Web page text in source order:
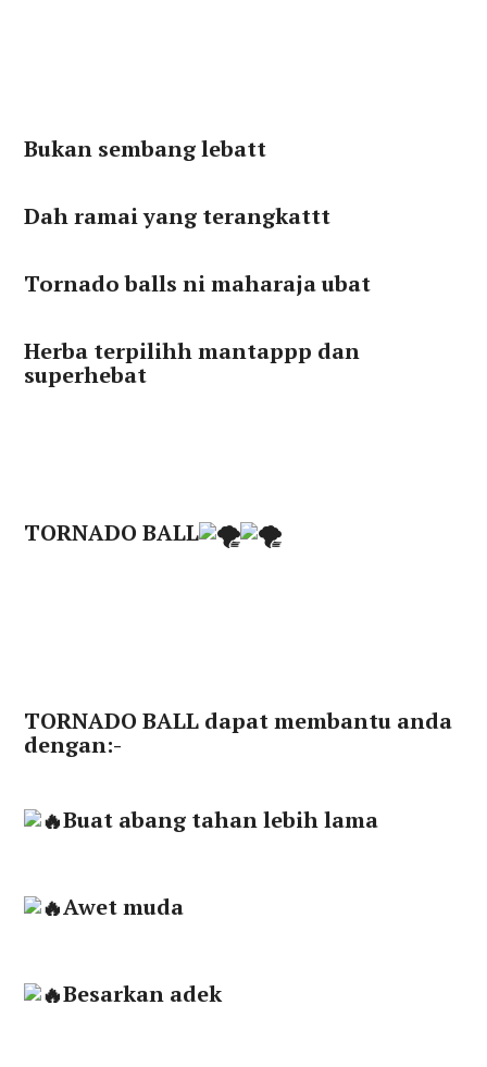
Bukan sembang lebatt
Dah ramai yang terangkattt
Tornado balls ni maharaja ubat
Herba terpilihh mantappp dan
superhebat
TORNADO BALL
TORNADO BALL dapat membantu anda
dengan:-
Buat abang tahan lebih lama
Awet muda
Besarkan adek